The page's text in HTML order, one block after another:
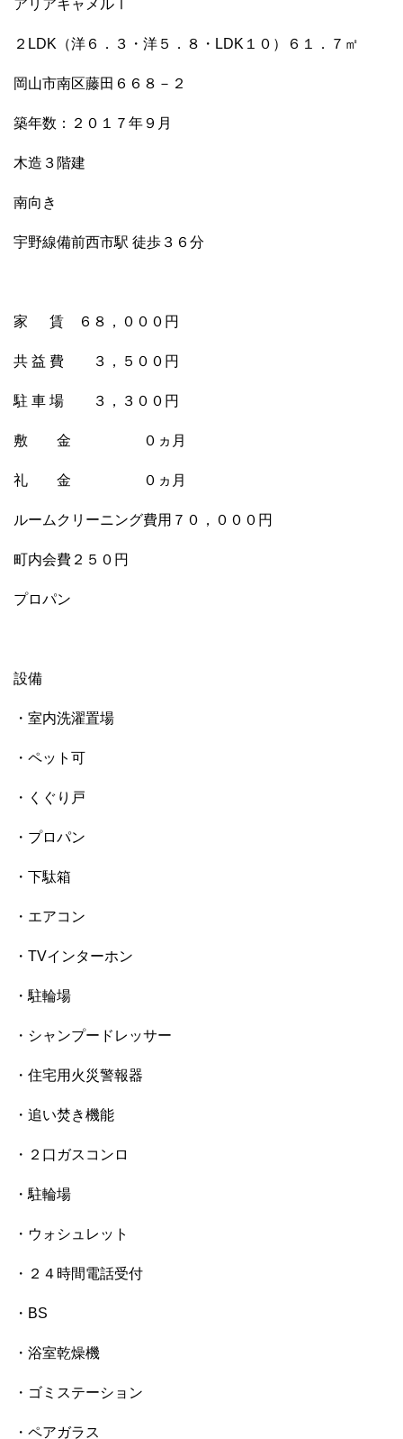
アリアキャメルⅠ
２LDK（洋６．３・洋５．８・LDK１０）６１．７㎡
岡山市南区藤田６６８－２
築年数：２０１７年９月
木造３階建
南向き
宇野線備前西市駅 徒歩３６分
家 賃 ６８，０００円
共 益 費 ３，５００円
駐 車 場 ３，３００円
敷 金 ０ヵ月
礼 金 ０ヵ月
ルームクリーニング費用７０，０００円
町内会費２５０円
プロパン
設備
・室内洗濯置場
・ペット可
・くぐり戸
・プロパン
・下駄箱
・エアコン
・TVインターホン
・駐輪場
・シャンプードレッサー
・住宅用火災警報器
・追い焚き機能
・２口ガスコンロ
・駐輪場
・ウォシュレット
・２４時間電話受付
・BS
・浴室乾燥機
・ゴミステーション
・ペアガラス